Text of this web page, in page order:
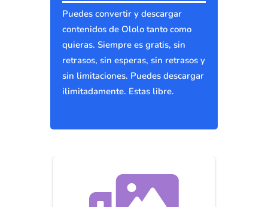
Puedes convertir y descargar
contenidos de Ololo tanto como
quieras. Siempre es gratis, sin
retrasos, sin esperas, sin retrasos y
sin limitaciones. Puedes descargar
ilimitadamente. Estas libre.